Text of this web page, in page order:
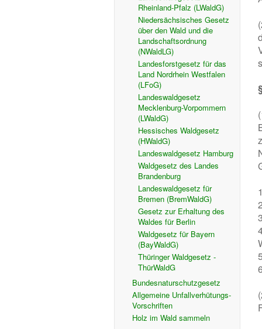
Rheinland-Pfalz (LWaldG)
Niedersächsisches Gesetz
über den Wald und die
Landschaftsordnung
(NWaldLG)
Landesforstgesetz für das
Land Nordrhein Westfalen
(LFoG)
Landeswaldgesetz
Mecklenburg-Vorpommern
(LWaldG)
Hessisches Waldgesetz
(HWaldG)
Landeswaldgesetz Hamburg
Waldgesetz des Landes
Brandenburg
Landeswaldgesetz für
Bremen (BremWaldG)
Gesetz zur Erhaltung des
Waldes für Berlin
Waldgesetz für Bayern
(BayWaldG)
Thüringer Waldgesetz -
ThürWaldG
Bundesnaturschutzgesetz
Allgemeine Unfallverhütungs-
Vorschriften
Holz im Wald sammeln